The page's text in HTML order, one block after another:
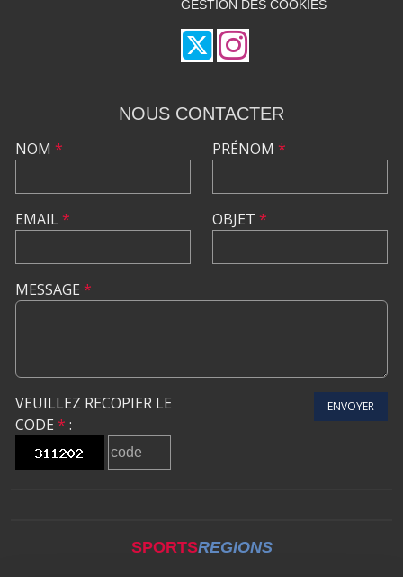
GESTION DES COOKIES
NOUS CONTACTER
NOM *
EMAIL*
PRÉNOM *
OBJET *
MESSAGE *
VEUILLEZ RECOPIER LE
CODE * :
ENVOYER
SPORTSREGIONS